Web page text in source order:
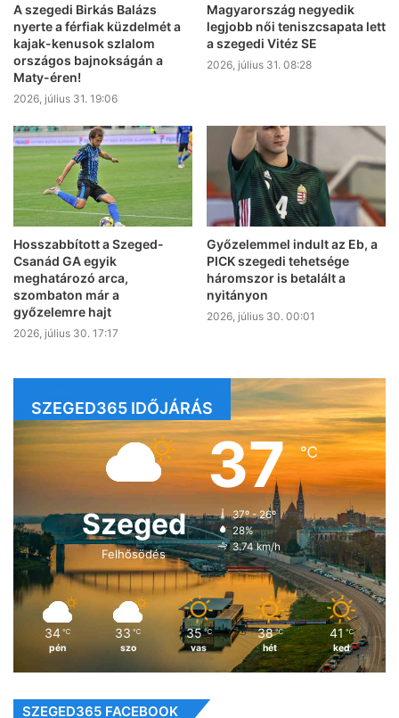
A szegedi Birkás Balázs
nyerte a férfiak küzdelmét a
kajak-kenusok szlalom
országos bajnokságán a
Maty-éren!
2026, július 31. 19:06
Magyarország negyedik
legjobb női teniszcsapata lett
a szegedi Vitéz SE
2026, július 31. 08:28
Hosszabbított a Szeged-
Csanád GA egyik
meghatározó arca,
szombaton már a
győzelemre hajt
2026, július 30. 17:17
Győzelemmel indult az Eb, a
PICK szegedi tehetsége
háromszor is betalált a
nyitányon
2026, július 30. 00:01
SZEGED365 IDŐJÁRÁS
Szeged
Felhősödés
37℃
37º - 26º
28%
3.74 km/h
34 ℃
pén
33 ℃
szo
35 ℃
vas
38 ℃
hét
41 ℃
ked
SZEGED365 FACEBOOK